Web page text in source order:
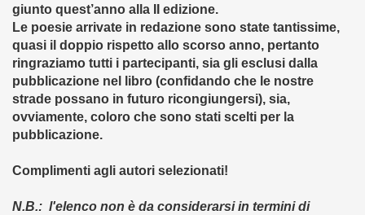
giunto quest’anno alla
II edizione.
Le poesie arrivate in redazione sono state tantissime,
quasi il doppio rispetto allo scorso anno, pertanto
ringraziamo tutti i partecipanti, sia gli esclusi dalla
pubblicazione nel libro (confidando che le nostre
strade possano in futuro ricongiungersi), sia,
ovviamente, coloro che sono stati scelti per la
pubblicazione.
Complimenti agli autori selezionati!
N.B.: l'elenco non è da considerarsi in termini di
(8-07-2011)
Spurio - 18-08-011)
- Giovinazzo)